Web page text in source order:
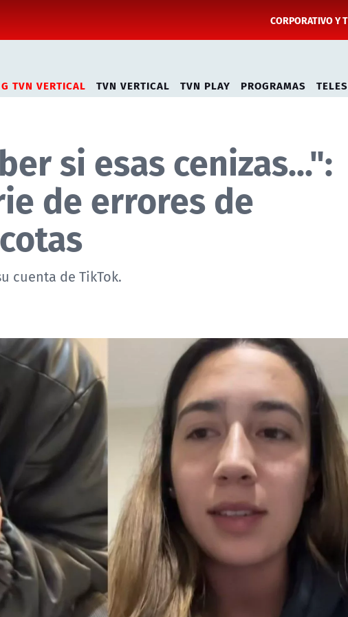
CORPORATIVO Y
TVN VERTICAL TVN VERTICAL TVN PLAY PROGRAMAS
si esas cenizas...":
de errores de
cuenta de TikTok.